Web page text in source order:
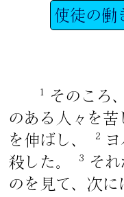
使徒の働
1
そのころ
のある人々を
を伸ばし、
2
殺した。
3
そ
のを見て、次